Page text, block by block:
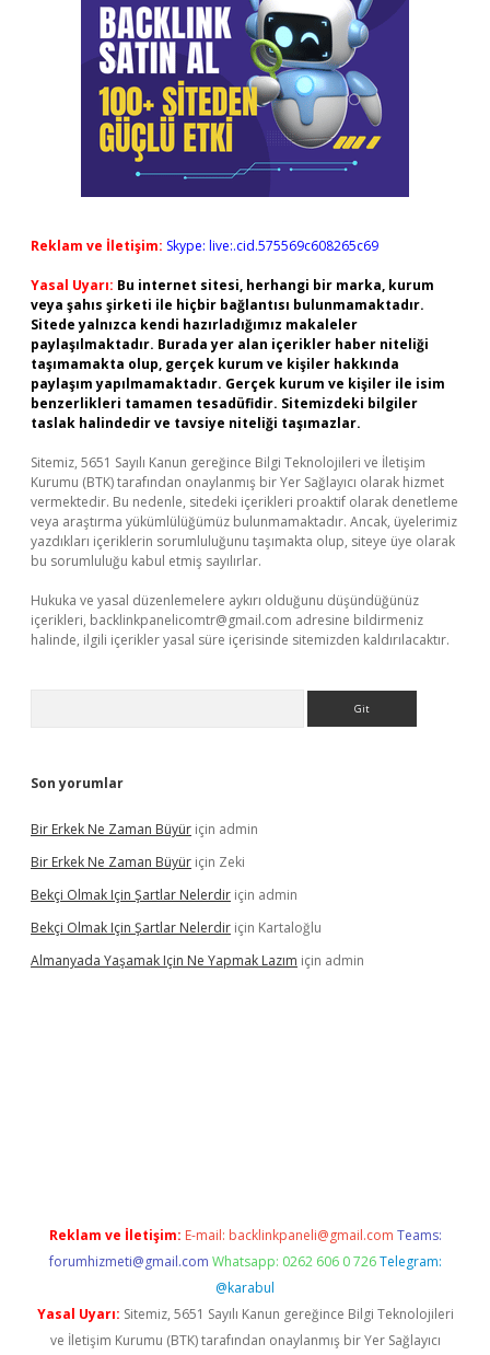
Reklam ve İletişim: Skype: live:.cid.575569c608265c69
Yasal Uyarı: Bu internet sitesi, herhangi bir marka, kurum
veya şahıs şirketi ile hiçbir bağlantısı bulunmamaktadır.
Sitede yalnızca kendi hazırladığımız makaleler
paylaşılmaktadır. Burada yer alan içerikler haber niteliği
taşımamakta olup, gerçek kurum ve kişiler hakkında
paylaşım yapılmamaktadır. Gerçek kurum ve kişiler ile isim
benzerlikleri tamamen tesadüfidir. Sitemizdeki bilgiler
taslak halindedir ve tavsiye niteliği taşımazlar.
Sitemiz, 5651 Sayılı Kanun gereğince Bilgi Teknolojileri ve İletişim
Kurumu (BTK) tarafından onaylanmış bir Yer Sağlayıcı olarak hizmet
vermektedir. Bu nedenle, sitedeki içerikleri proaktif olarak denetleme
veya araştırma yükümlülüğümüz bulunmamaktadır. Ancak, üyelerimiz
yazdıkları içeriklerin sorumluluğunu taşımakta olup, siteye üye olarak
bu sorumluluğu kabul etmiş sayılırlar.
Hukuka ve yasal düzenlemelere aykırı olduğunu düşündüğünüz
içerikleri, backlinkpanelicomtr@gmail.com adresine bildirmeniz
halinde, ilgili içerikler yasal süre içerisinde sitemizden kaldırılacaktır.
Son yorumlar
Bir Erkek Ne Zaman Büyür için admin
Bir Erkek Ne Zaman Büyür için Zeki
Bekçi Olmak Için Şartlar Nelerdir için admin
Bekçi Olmak Için Şartlar Nelerdir için Kartaloğlu
Almanyada Yaşamak Için Ne Yapmak Lazım için admin
Reklam ve İletişim: E-mail: backlinkpaneli@gmail.com Teams:
forumhizmeti@gmail.com Whatsapp: 0262 606 0 726 Telegram:
@karabul
Yasal Uyarı: Sitemiz, 5651 Sayılı Kanun gereğince Bilgi Teknolojileri
ve İletişim Kurumu (BTK) tarafından onaylanmış bir Yer Sağlayıcı